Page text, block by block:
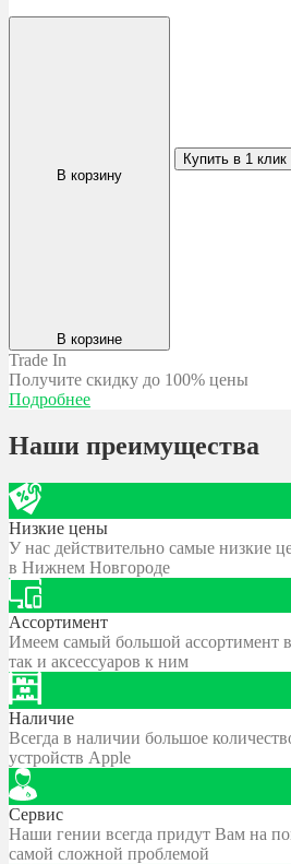
В корзину
В корзине
Купить в 1 клик
Trade In
Получите скидку до 100% цены
Подробнее
Наши преимущества
Низкие цены
У нас действительно самые низкие
в Нижнем Новгороде
Ассортимент
Имеем самый большой ассортимент в
так и аксессуаров к ним
Наличие
Всегда в наличии большое
устройств Apple
Сервис
Наши гении всегда придут Вам на
самой сложной проблемой